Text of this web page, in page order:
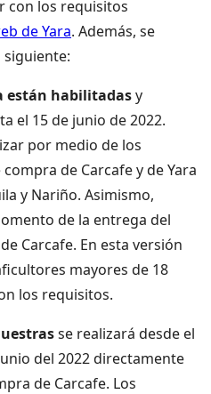
con los requisitos
de Yara. Además, se
están habilitadasy
el 15 de junio de 2022.
por medio de los
de Carcafe y de Yara
y Nariño. Asimismo,
de la entrega del
Carcafe. En esta versión
mayores de 18
los requisitos.
se realizará desde el
del 2022 directamente
de Carcafe. Los